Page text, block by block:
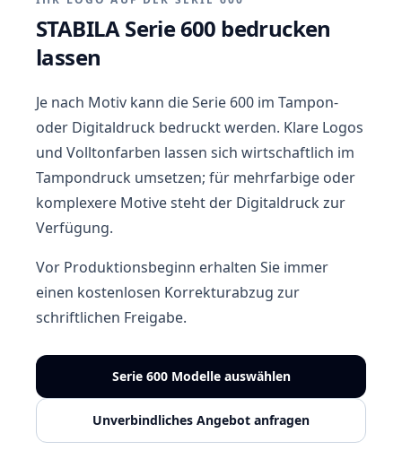
STABILA Serie 600 bedrucken
lassen
Je nach Motiv kann die Serie 600 im Tampon-
oder Digitaldruck bedruckt werden. Klare Logos
und Volltonfarben lassen sich wirtschaftlich im
Tampondruck umsetzen; für mehrfarbige oder
komplexere Motive steht der Digitaldruck zur
Verfügung.
Vor Produktionsbeginn erhalten Sie immer
einen kostenlosen Korrekturabzug zur
schriftlichen Freigabe.
Serie 600 Modelle auswählen
Unverbindliches Angebot anfragen